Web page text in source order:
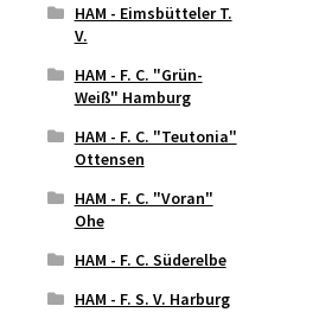
HAM - Eimsbütteler T.
V.
HAM - F. C. "Grün-
Weiß" Hamburg
HAM - F. C. "Teutonia"
Ottensen
HAM - F. C. "Voran"
Ohe
HAM - F. C. Süderelbe
HAM - F. S. V. Harburg